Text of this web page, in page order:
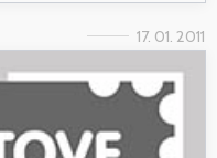
17. 01. 2011